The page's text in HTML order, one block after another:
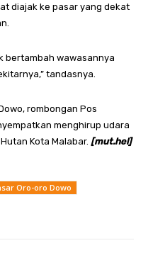
diajak ke pasar yang dekat
bertambah wawasannya
tandasnya.
rombongan Pos
menghirup udara
Kota Malabar. [mut.hel]
Oro-oro Dowo